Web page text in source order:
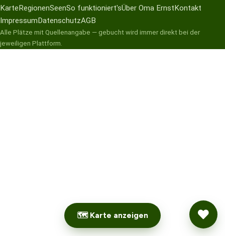
🗺 Karte anzeigen
Karte RegionenSeenSo funktioniert'sÜber Oma Ernst Kontakt
Impressum DatenschutzAGB
Alle Plätze mit Quellenangabe — gebucht wird immer direkt bei der
jeweiligen Plattform.